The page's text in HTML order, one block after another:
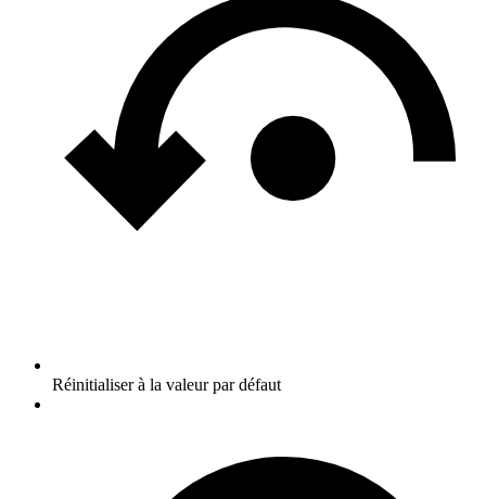
Réinitialiser à la valeur par défaut